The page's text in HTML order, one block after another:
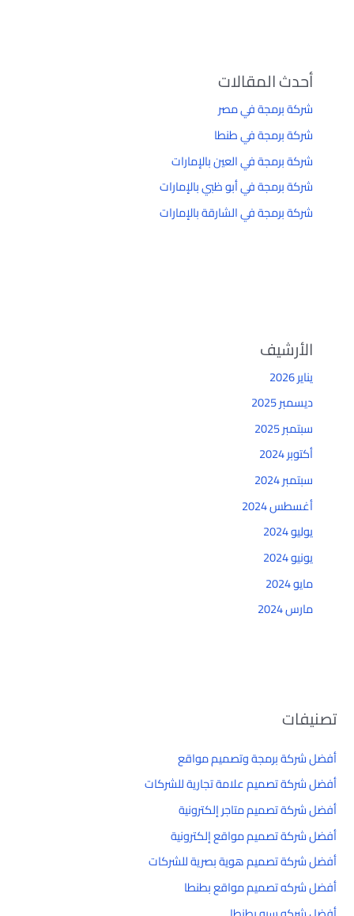
أحدث المقالات
شركة برمجة في مصر
شركة برمجة في طنطا
شركة برمجة في العين بالإمارات
شركة برمجة في أبو ظبي بالإمارات
شركة برمجة في الشارقة بالإمارات
الأرشيف
يناير 2026
ديسمبر 2025
سبتمبر 2025
أكتوبر 2024
سبتمبر 2024
أغسطس 2024
يوليو 2024
يونيو 2024
مايو 2024
مارس 2024
تصنيفات
أفضل شركة برمجة وتصميم مواقع
أفضل شركة تصميم علامة تجارية للشركات
أفضل شركة تصميم متاجر إلكترونية
أفضل شركة تصميم مواقع إلكترونية
أفضل شركة تصميم هوية بصرية للشركات
أفضل شركه تصميم مواقع بطنطا